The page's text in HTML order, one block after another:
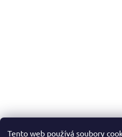
Tento web používá soubory